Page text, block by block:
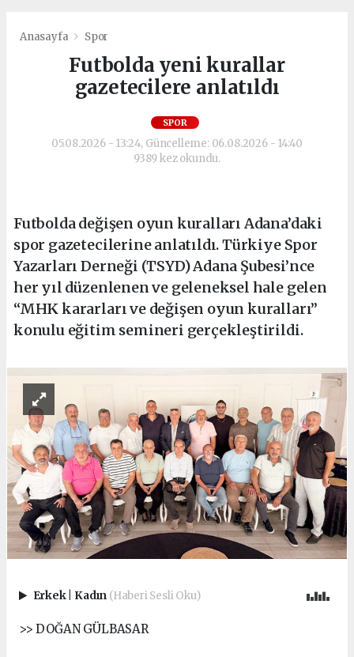
Anasayfa Spor
Futbolda yeni kurallar
gazetecilere anlatıldı
SPOR
05.08.2026 - 13:24, Güncelleme: 06.08.2026 - 14:40
9389 kez okundu.
Futbolda değişen oyun kuralları Adana’daki
spor gazetecilerine anlatıldı. Türkiye Spor
Yazarları Derneği (TSYD) Adana Şubesi’nce
her yıl düzenlenen ve geleneksel hale gelen
“MHK kararları ve değişen oyun kuralları”
konulu eğitim semineri gerçekleştirildi.
Erkek Kadın (Haberi Sesli Oku)
>> DOĞAN GÜLBASAR